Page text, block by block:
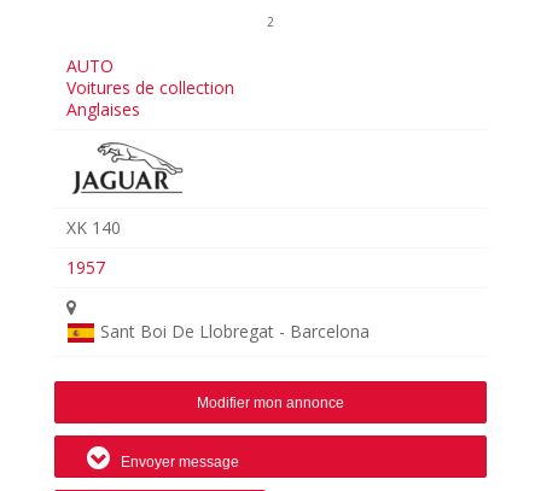
2
AUTO
Voitures de collection
Anglaises
XK 140
1957
Sant Boi De Llobregat - Barcelona
Modifier mon annonce
Envoyer message